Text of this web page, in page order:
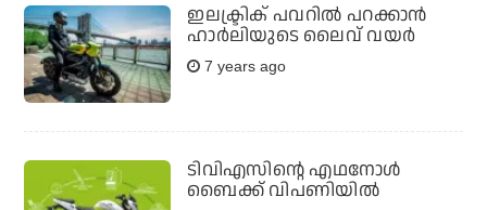
ഇലക്ട്രിക് പവറില്‍ പറക്കാന്‍
ഹാര്‍ലിയുടെ ലൈവ് വയര്‍
7 years ago
ടിവിഎസിന്റെ എഥനോള്‍
ബൈക്ക് വിപണിയില്‍